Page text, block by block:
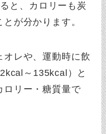
と、カロリーも炭
が分かります。
オレや、運動時に飲
～135kcal）と
ロリー・糖質量で